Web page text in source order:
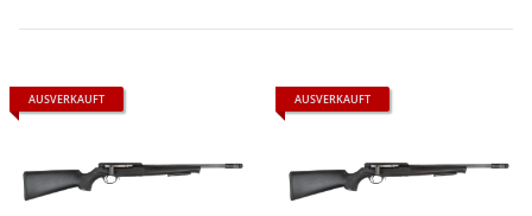
AUSVERKAUFT AUSVERKAUFT